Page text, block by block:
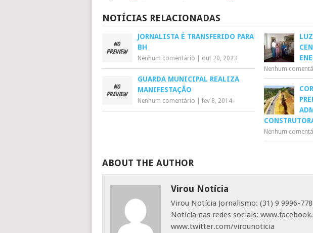
NOTÍCIAS RELACIONADAS
JORNALISTA É TRANSFERIDO PARA
BH
Nenhum comentário out 20, 2023
Nenhum
GUARDA MUNICIPAL REALIZA
MANIFESTAÇÃO
Nenhum comentário fev 8, 2014
Nenhum
ABOUT THE AUTHOR
Virou Notícia
Virou Notícia Jornalismo: (31) 9 9996-
Notícia nas redes sociais:
www.twitter.com/virounoticia